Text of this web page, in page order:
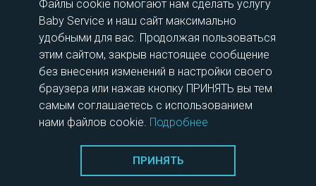
097 175 13 50
063 366 00 95
066 759 99 12
Шоу-рум работает для вас
пн-вс 12:00 - 15:00
Файлы cookie помогают нам сделать услугу
Baby Service и наш сайт максимально
удобными для вас. Продолжая пользоваться
этим сайтом, закрыв настоящее сообщение
без внесения изменений в настройки своего
браузера или нажав кнопку ПРИНЯТЬ вы тем
самым соглашаетесь с использованием
нами файлов cookie. Подробнее
ПРИНЯТЬ